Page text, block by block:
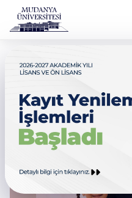
Çocuk Hakları